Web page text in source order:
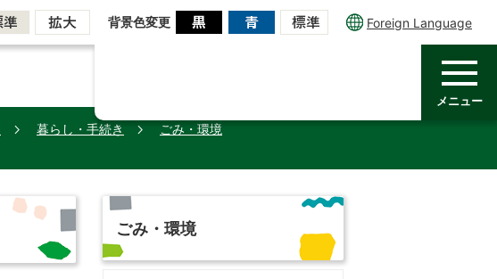
背景色変更 Foreign Language
メニュー
暮らし・手続き
ごみ・環境
ごみ・環境